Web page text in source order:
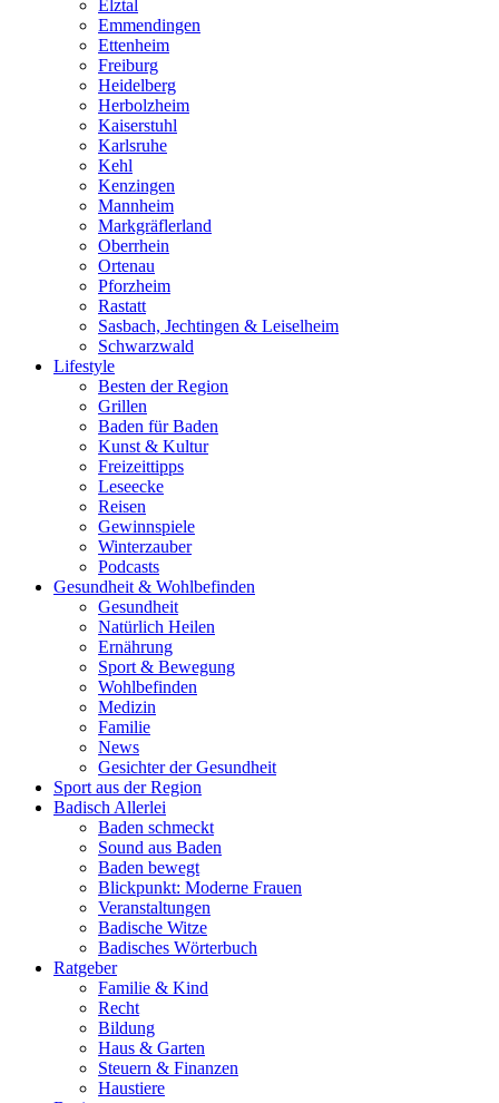
Elztal
Emmendingen
Ettenheim
Freiburg
Heidelberg
Herbolzheim
Kaiserstuhl
Karlsruhe
Kehl
Kenzingen
Mannheim
Markgräflerland
Oberrhein
Ortenau
Pforzheim
Rastatt
Sasbach, Jechtingen & Leiselheim
Schwarzwald
Lifestyle
Besten der Region
Grillen
Baden für Baden
Kunst & Kultur
Freizeittipps
Leseecke
Reisen
Gewinnspiele
Winterzauber
Podcasts
Gesundheit & Wohlbefinden
Gesundheit
Natürlich Heilen
Ernährung
Sport & Bewegung
Wohlbefinden
Medizin
Familie
News
Gesichter der Gesundheit
Sport aus der Region
Badisch Allerlei
Baden schmeckt
Sound aus Baden
Baden bewegt
Blickpunkt: Moderne Frauen
Veranstaltungen
Badische Witze
Badisches Wörterbuch
Ratgeber
Familie & Kind
Recht
Bildung
Haus & Garten
Steuern & Finanzen
Haustiere